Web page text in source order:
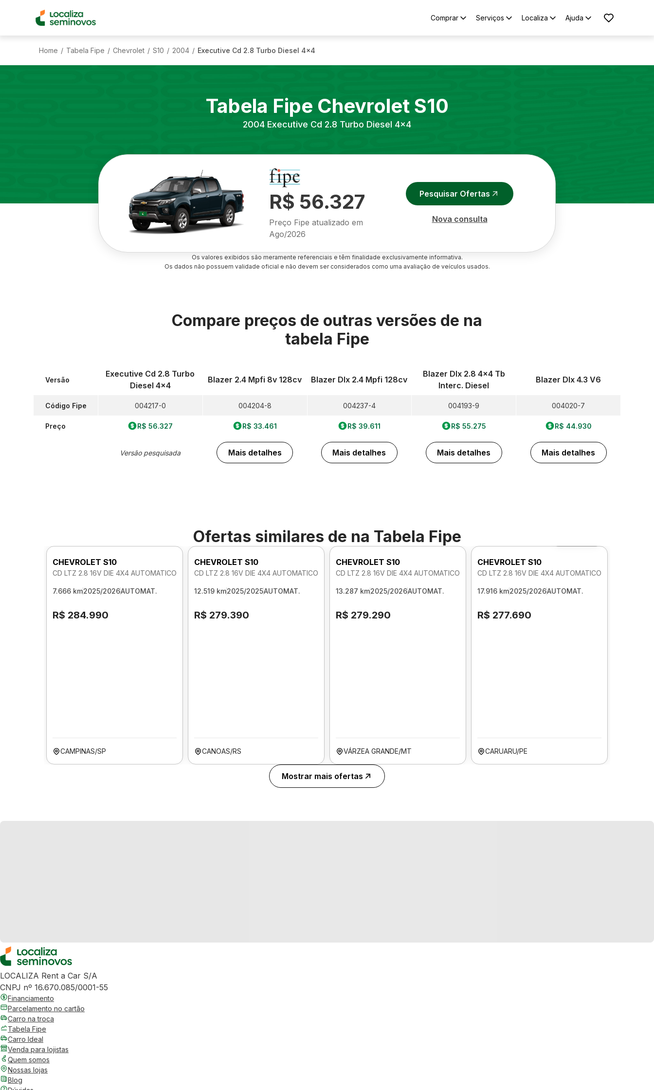
Comprar Serviços Localiza Ajuda
Home / Tabela Fipe / Chevrolet / S10 / 2004 / Executive Cd 2.8 Turbo Diesel 4x4
Tabela Fipe Chevrolet S10
2004 Executive Cd 2.8 Turbo Diesel 4x4
R$ 56.327
Preço Fipe atualizado em
Ago/2026
Pesquisar Ofertas
Nova consulta
Os valores exibidos são meramente referenciais e têm finalidade exclusivamente informativa.
Os dados não possuem validade oficial e não devem ser considerados como uma avaliação de veículos usados.
Compare preços de outras versões de na
tabela Fipe
Versão
Código Fipe
Preço
Executive Cd 2.8 Turbo
Diesel 4x4
004217-0
R$ 56.327
Versão pesquisada
Blazer 2.4 Mpfi 8v 128cv
004204-8
R$ 33.461
Mais detalhes
Blazer Dlx 2.4 Mpfi 128cv
004237-4
R$ 39.611
Mais detalhes
Blazer Dlx 2.8 4x4 Tb
Interc. Diesel
004193-9
R$ 55.275
Mais detalhes
Blazer Dlx 4.3 V6
004020-7
R$ 44.930
Mais detalhes
Ofertas similares de na Tabela Fipe
CHEVROLET S10
CD LTZ 2.8 16V DIE 4X4 AUTOMATICO
7.666 km2025/2026AUTOMAT.
R$ 284.990
CAMPINAS/SP
CHEVROLET S10
CD LTZ 2.8 16V DIE 4X4 AUTOMATICO
12.519 km2025/2025AUTOMAT.
R$ 279.390
CANOAS/RS
CHEVROLET S10
CD LTZ 2.8 16V DIE 4X4 AUTOMATICO
13.287 km2025/2026AUTOMAT.
R$ 279.290
VÁRZEA GRANDE/MT
CHEVROLET S10
CD LTZ 2.8 16V DIE 4X4 AUTOMATICO
17.916 km2025/2026AUTOMAT.
R$ 277.690
CARUARU/PE
Mostrar mais ofertas
LOCALIZA Rent a Car S/A
CNPJ nº 16.670.085/0001-55
Financiamento
Parcelamento no cartão
Carro na troca
Tabela Fipe
Carro Ideal
Venda para lojistas
Quem somos
Nossas lojas
Blog